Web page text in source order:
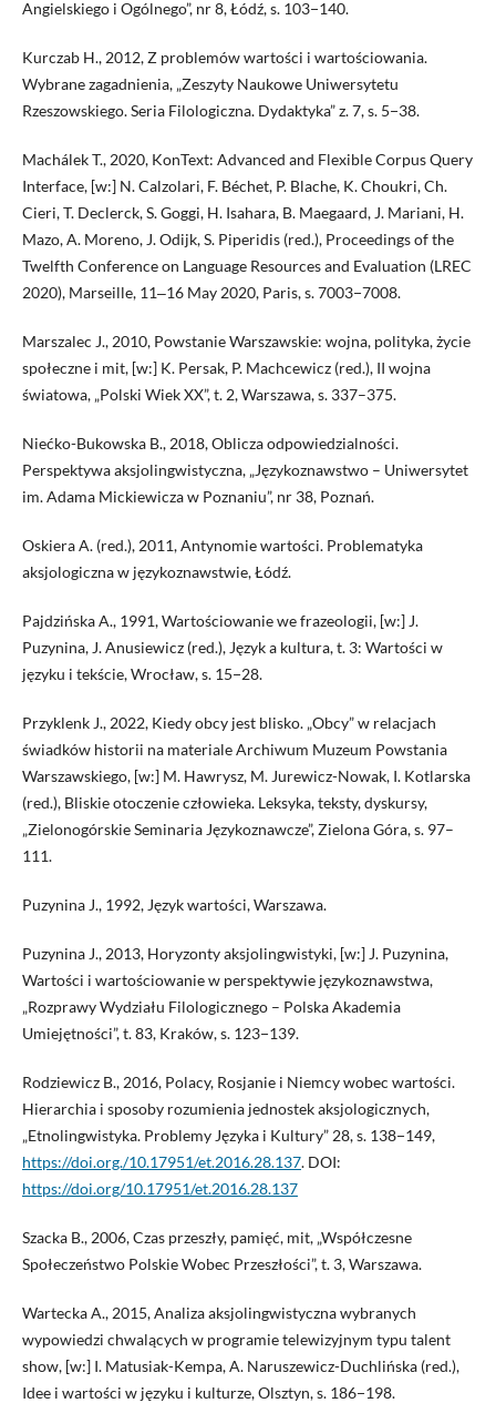
Angielskiego i Ogólnego”, nr 8, Łódź, s. 103−140.
Kurczab H., 2012, Z problemów wartości i wartościowania.
Wybrane zagadnienia, „Zeszyty Naukowe Uniwersytetu
Rzeszowskiego. Seria Filologiczna. Dydaktyka” z. 7, s. 5−38.
Machálek T., 2020, KonText: Advanced and Flexible Corpus Query
Interface, [w:] N. Calzolari, F. Béchet, P. Blache, K. Choukri, Ch.
Cieri, T. Declerck, S. Goggi, H. Isahara, B. Maegaard, J. Mariani, H.
Mazo, A. Moreno, J. Odijk, S. Piperidis (red.), Proceedings of the
Twelfth Conference on Language Resources and Evaluation (LREC
2020), Marseille, 11‒16 May 2020, Paris, s. 7003−7008.
Marszalec J., 2010, Powstanie Warszawskie: wojna, polityka, życie
społeczne i mit, [w:] K. Persak, P. Machcewicz (red.), II wojna
światowa, „Polski Wiek XX”, t. 2, Warszawa, s. 337–375.
Niećko-Bukowska B., 2018, Oblicza odpowiedzialności.
Perspektywa aksjolingwistyczna, „Językoznawstwo – Uniwersytet
im. Adama Mickiewicza w Poznaniu”, nr 38, Poznań.
Oskiera A. (red.), 2011, Antynomie wartości. Problematyka
aksjologiczna w językoznawstwie, Łódź.
Pajdzińska A., 1991, Wartościowanie we frazeologii, [w:] J.
Puzynina, J. Anusiewicz (red.), Język a kultura, t. 3: Wartości w
języku i tekście, Wrocław, s. 15−28.
Przyklenk J., 2022, Kiedy obcy jest blisko. „Obcy” w relacjach
świadków historii na materiale Archiwum Muzeum Powstania
Warszawskiego, [w:] M. Hawrysz, M. Jurewicz-Nowak, I. Kotlarska
(red.), Bliskie otoczenie człowieka. Leksyka, teksty, dyskursy,
„Zielonogórskie Seminaria Językoznawcze”, Zielona Góra, s. 97–
111.
Puzynina J., 1992, Język wartości, Warszawa.
Puzynina J., 2013, Horyzonty aksjolingwistyki, [w:] J. Puzynina,
Wartości i wartościowanie w perspektywie językoznawstwa,
„Rozprawy Wydziału Filologicznego – Polska Akademia
Umiejętności”, t. 83, Kraków, s. 123−139.
Rodziewicz B., 2016, Polacy, Rosjanie i Niemcy wobec wartości.
Hierarchia i sposoby rozumienia jednostek aksjologicznych,
„Etnolingwistyka. Problemy Języka i Kultury” 28, s. 138−149,
https://doi.org./10.17951/et.2016.28.137. DOI:
https://doi.org/10.17951/et.2016.28.137
Szacka B., 2006, Czas przeszły, pamięć, mit, „Współczesne
Społeczeństwo Polskie Wobec Przeszłości”, t. 3, Warszawa.
Wartecka A., 2015, Analiza aksjolingwistyczna wybranych
wypowiedzi chwalących w programie telewizyjnym typu talent
show, [w:] I. Matusiak-Kempa, A. Naruszewicz-Duchlińska (red.),
Idee i wartości w języku i kulturze, Olsztyn, s. 186−198.